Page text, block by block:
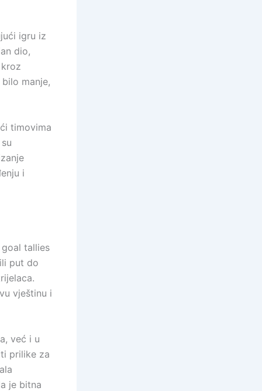
igru iz
dio,
manje,
timovima
i
tallies
put do
vještinu i
već i u
prilike za
je bitna